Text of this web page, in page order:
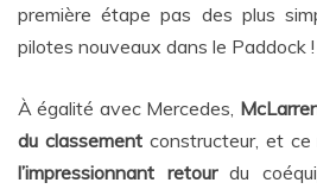
première étape pas des plus
pilotes nouveaux dans le Paddock !
À égalité avec Mercedes,
du classementconstructeur, et ce
l’impressionnant retourdu